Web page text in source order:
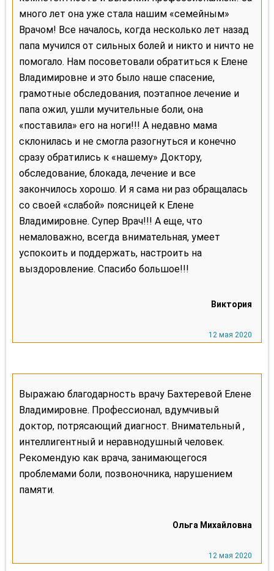
много лет она уже стала нашим «семейным»
Врачом! Все началось, когда несколько лет назад
папа мучился от сильных болей и никто и ничто не
помогало. Нам посоветовали обратиться к Елене
Владимировне и это было наше спасение,
грамотные обследования, поэтапное лечение и
папа ожил, ушли мучительные боли, она
«поставила» его на ноги!!! А недавно мама
склонилась и не смогла разогнуться и конечно
сразу обратились к «нашему» Доктору,
обследование, блокада, лечение и все
закончилось хорошо. И я сама ни раз обращалась
со своей «слабой» поясницей к Елене
Владимировне. Супер Врач!!! А еще, что
немаловажно, всегда внимательная, умеет
успокоить и поддержать, настроить на
выздоровление. Спасибо большое!!!
Выражаю благодарность врачу Бахтеревой Елене
Владимировне. Профессионал, вдумчивый
доктор, потрясающий диагност. Внимательный ,
интеллигентный и неравнодушный человек.
Рекомендую как врача, занимающегося
проблемами боли, позвоночника, нарушением
памяти.